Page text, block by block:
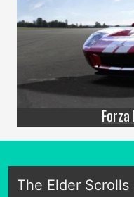
The Elder